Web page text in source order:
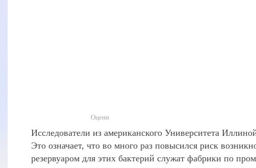
Оцени
Исследователи из американского Университета
Это означает, что во много раз повысился риск
резервуаром для этих бактерий служат фабрики по